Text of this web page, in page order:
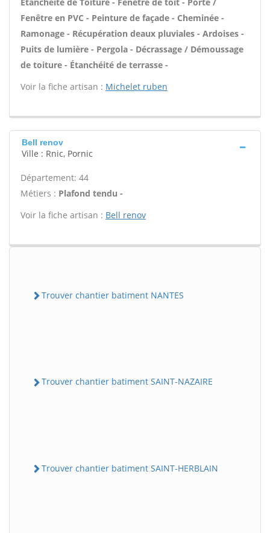
Fenêtre en PVC - Peinture de façade - Cheminée -
Ramonage - Récupération deaux pluviales - Ardoises -
Puits de lumière - Pergola - Décrassage / Démoussage
de toiture - Étanchéité de terrasse -
Voir la fiche artisan : Michelet ruben
Bell renov
Ville : Rnic, Pornic
Département: 44
Métiers : Plafond tendu -
Voir la fiche artisan : Bell renov
Trouver chantier batiment NANTES
Trouver chantier batiment SAINT-NAZAIRE
Trouver chantier batiment SAINT-HERBLAIN